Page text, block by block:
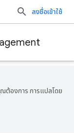
ลงชื่อเข้าใช้
ณต้องการ การแปลโดย